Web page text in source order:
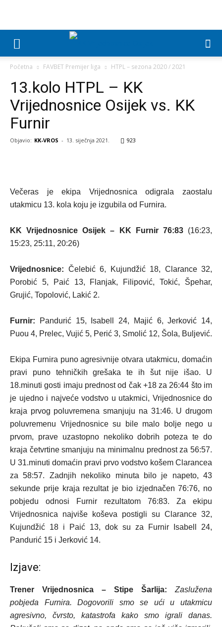
Početna FAVBET Premijer liga HTPL – sezona 2020 / 2021
13.kolo HTPL – KK
Vrijednosnice Osijek vs. KK
Furnir
Objavio: KK-VROS - 13. siječnja 2021. 923
Večeras je ekipa Vrijednosnica odigrala zaostalu
utakmicu 13. kola koju je izgubila od Furnira.
KK Vrijednosnice Osijek – KK Furnir 76:83(16:23,
15:23, 25:11, 20:26)
Vrijednosnice: Čelebić 6, Kujundžić 18, Clarance 32,
Porobić 5, Paić 13, Flanjak, Filipović, Tokić, Špehar,
Grujić, Topolović, Lakić 2.
Furnir: Pandurić 15, Isabell 24, Majić 6, Jerković 14,
Puou 4, Prelec, Vujić 5, Perić 3, Smolić 12, Šola, Buljević.
Ekipa Furnira puno agresivnije otvara utakmicu, domaćin
pravi puno tehničkih grešaka te ih šut nije išao. U
18.minuti gosti imaju prednost od čak +18 za 26:44 što im
je ujedno i najveće vodstvo u utakmici, Vrijednosnice do
kraja prvog poluvremena smanjuju na 31:46. U drugom
poluvremenu Vrijednosnice su bile malo bolje nego u
prvom, prave uzastopno nekoliko dobrih poteza te do
kraja četvrtine smanjuju na minimalnu prednost za 56:57.
U 31.minuti domaćin pravi prvo vodstvo košem Clarancea
za 58:57. Zadnjih nekoliko minuta bilo je napeto, 43
sekunde prije kraja rezultat je bio izjednačen 76:76, no
pobjedu odnosi Furnir rezultatom 76:83. Za ekipu
Vrijednosnica najviše koševa postigli su Clarance 32,
Kujundžić 18 i Paić 13, dok su za Furnir Isabell 24,
Pandurić 15 i Jerković 14.
Izjave:
Trener Vrijednosnica – Stipe Šarlija:
Zaslužena
pobjeda Furnira. Dogovorili smo se ući u utakmicu
agresivno, čvrsto, katastrofa kako smo igrali danas.